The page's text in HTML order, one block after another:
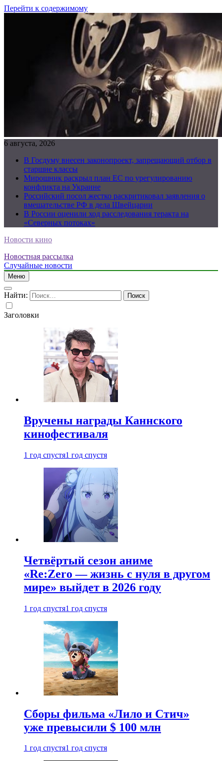
Перейти к содержимому
6 августа, 2026
В Госдуму внесен законопроект, запрещающий отбор в
старшие классы
Мирошник раскрыл план ЕС по урегулированию
конфликта на Украине
Российский посол жестко раскритиковал заявления о
вмешательстве РФ в дела Швейцарии
В России оценили ход расследования теракта на
«Северных потоках»
Новости кино
Новостная рассылка
Случайные новости
Меню
Найти:
Заголовки
Вручены награды Каннского
кинофестиваля
1 год спустя1 год спустя
Четвёртый сезон аниме
«Re:Zero — жизнь с нуля в другом
мире» выйдет в 2026 году
1 год спустя1 год спустя
Сборы фильма «Лило и Стич»
уже превысили $ 100 млн
1 год спустя1 год спустя